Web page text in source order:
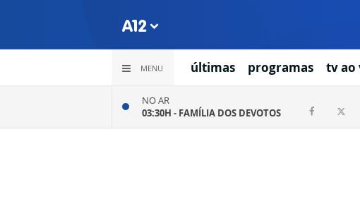
MENU últimas programas tv ao
NO AR
03:30H - FAMÍLIA DOS DEVOTOS